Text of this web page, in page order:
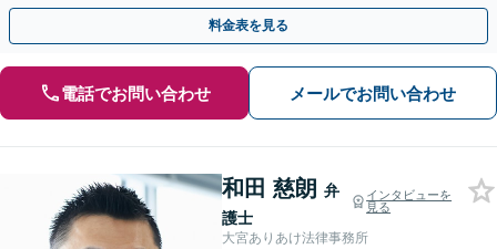
く交渉いたします。
料金表を見る
電話でお問い合わせ メールでお問い合わせ
和田 慈朗 弁
護士
インタビューを
見る
大宮ありあけ法律事務所